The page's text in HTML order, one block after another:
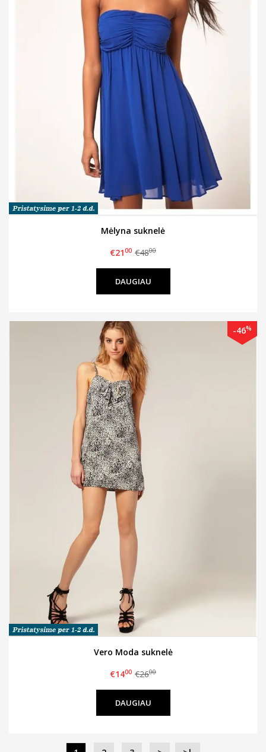
Mėlyna suknelė
€2100 €4800
DAUGIAU
-46%
Vero Moda suknelė
€1400 €2600
DAUGIAU